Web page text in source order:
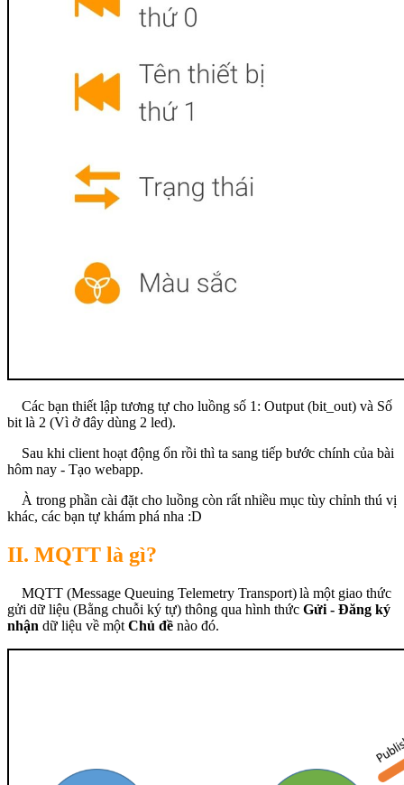
Các bạn thiết lập tương tự cho luồng số 1: Output (bit_out) và Số
bit là 2 (Vì ở đây dùng 2 led).
Sau khi client hoạt động ổn rồi thì ta sang tiếp bước chính của bài
hôm nay - Tạo webapp.
À trong phần cài đặt cho luồng còn rất nhiều mục tùy chỉnh thú vị
khác, các bạn tự khám phá nha :D
II. MQTT là gì?
MQTT (Message Queuing Telemetry Transport) là một giao thức
gửi dữ liệu (Bằng chuỗi ký tự) thông qua hình thức Gửi - Đăng ký
nhận dữ liệu về một Chủ đề nào đó.